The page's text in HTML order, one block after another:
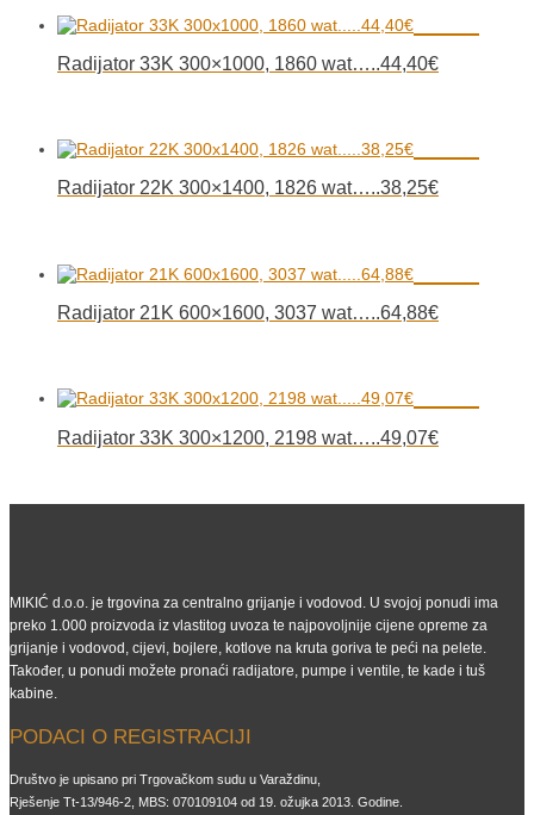
Radijator 33K 300×1000, 1860 wat…..44,40€
Radijator 22K 300×1400, 1826 wat…..38,25€
Radijator 21K 600×1600, 3037 wat…..64,88€
Radijator 33K 300×1200, 2198 wat…..49,07€
MIKIĆ d.o.o. je trgovina za centralno grijanje i vodovod. U svojoj ponudi ima
preko 1.000 proizvoda iz vlastitog uvoza te najpovoljnije cijene opreme za
grijanje i vodovod, cijevi, bojlere, kotlove na kruta goriva te peći na pelete.
Također, u ponudi možete pronaći radijatore, pumpe i ventile, te kade i tuš
kabine.
PODACI O REGISTRACIJI
Društvo je upisano pri Trgovačkom sudu u Varaždinu,
Rješenje Tt-13/946-2, MBS: 070109104 od 19. ožujka 2013. Godine.